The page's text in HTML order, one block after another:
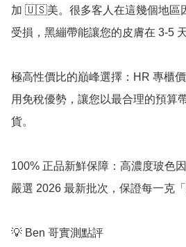
加 🇺🇸美。很多客人在這幾個地區
受損，黑繃帶能讓您的皮膚在 3-5
極高性價比的巔峰選擇：HR 專櫃
用免稅優勢，讓您以最合理的預算
貨。
100% 正品新鮮保障：高濃度玻色
嚴選 2026 最新批次，保證每一克
💡 Ben 哥實測點評